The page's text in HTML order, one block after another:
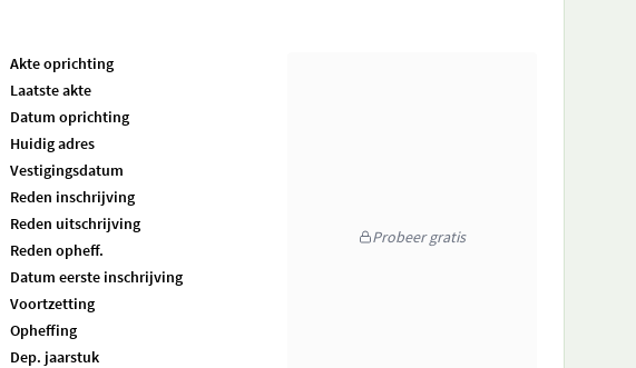
Akte oprichting
Laatste akte
Datum oprichting
Huidig adres
Vestigingsdatum
Reden inschrijving
Reden uitschrijving
Reden opheff.
Datum eerste inschrijving
Voortzetting
Opheffing
Dep. jaarstuk
Probeer gratis